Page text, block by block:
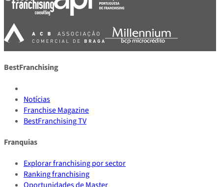
BestFranchising
Notícias
Franchise Magazine
BestFranchising TV
Franquias
Explorar franchising por sector
Ranking franchising